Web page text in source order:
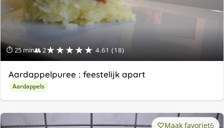
⏱ 25 min👥 2★★★★★ 4.61 (18)
Aardappelpuree : feestelijk apart
Aardappels
Maak favoriet6